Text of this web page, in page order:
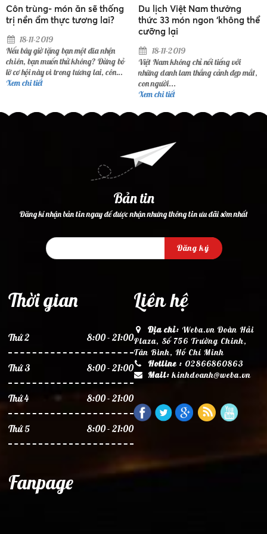
bỏ
nhé!
Du lịch Việt Nam thưởng
thức 33 món ngon ‘không thể
18-11-2019
Việt Nam không chỉ nổi tiếng với
những danh lam thắng cảnh đẹp mắt,
con người...
Du lịch Hà Nội tìm hiểu
những quán ăn ‘chém
vẫn đông khách
18-11-2019
Tưởng rằng cốc chè 40.000
hay bát phở 75.000 đồng sẽ
nhiều người...
Xem chi tiết
Bản tin
Đăng kí nhận bản tin ngay để được nhận nhưng thông tin ưu đãi sớm nhất
Đăng ký
Thời gian
Thứ 2 8:00 - 21:00
Thứ 3 8:00 - 21:00
Thứ 4 8:00 - 21:00
Thứ 5 8:00 - 21:00
Liên hệ
Địa chỉ: Weba.vn Đoàn Hải
Plaza, Số 756 Trường Chinh,
Tân Bình, Hồ Chí Minh
Hotline : 02866860863
Mail:kinhdoanh@weba.vn
Fanpage